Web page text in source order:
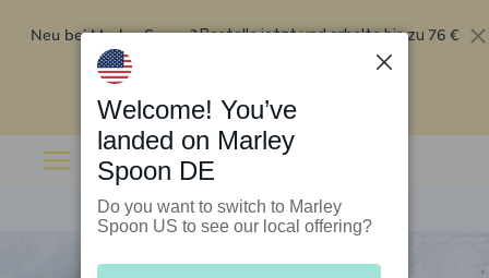
Neu bei Marley Spoon?Bestelle jetzt und erhalte bis zu 76 €
Rabatt auf deine ersten fünf Boxen
Welcome! You’ve
landed on Marley
Spoon DE
Do you want to switch to Marley
Spoon US to see our local offering?